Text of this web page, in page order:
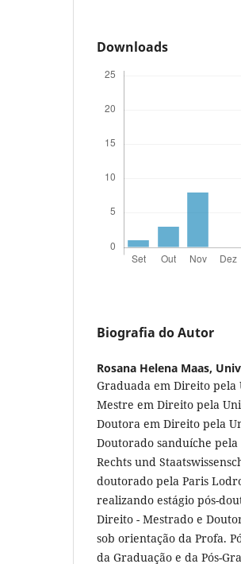
Downloads
Biografia do Autor
Rosana Helena Maas,
Graduada em Direito pela
Mestre em Direito pela
Doutora em Direito pela
Doutorado sanduíche
Rechts und
doutorado pela Paris
realizando estágio pós-
Direito - Mestrado e
sob orientação da Profa.
da Graduação e da Pós-